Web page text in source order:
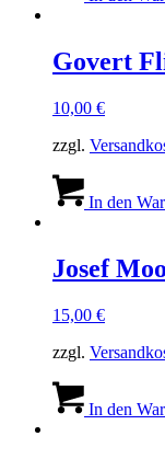
Govert
10,00 €
zzgl.
In den
Josef
15,00 €
zzgl.
In den